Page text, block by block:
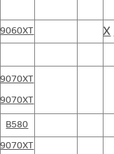
9060XT X
9070XT
9070XT
B580
9070XT